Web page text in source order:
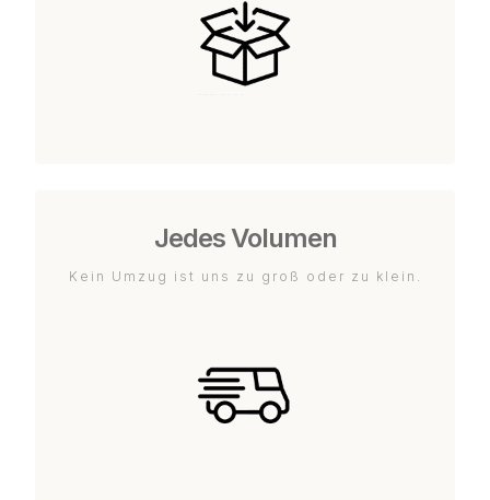
Jedes Volumen
Kein Umzug ist uns zu groß oder zu klein.